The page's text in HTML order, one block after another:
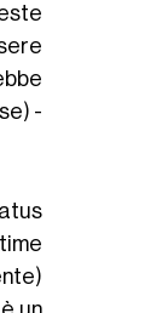
-